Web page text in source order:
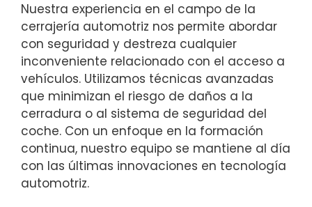
Nuestra experiencia en el campo de la
cerrajería automotriz nos permite abordar
con seguridad y destreza cualquier
inconveniente relacionado con el acceso a
vehículos. Utilizamos técnicas avanzadas
que minimizan el riesgo de daños a la
cerradura o al sistema de seguridad del
coche. Con un enfoque en la formación
continua, nuestro equipo se mantiene al día
con las últimas innovaciones en tecnología
automotriz.